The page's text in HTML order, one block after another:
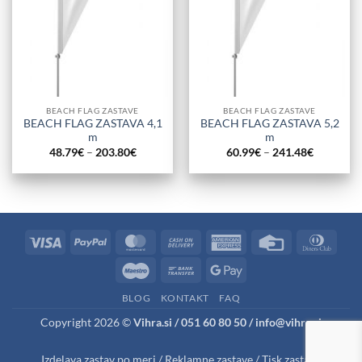
BEACH FLAG ZASTAVE
BEACH FLAG ZASTAVA 4,1
m
48.79€ – 203.80€Cenovni
od
48.79€
BEACH FLAG ZASTAVE
BEACH FLAG ZASTAVA 5,2
m
60.99€ – 241.48€Cenovni
od
60.99€
Visa PayPal MasterCardCash
Delivery
American
Credit
Maestro
Bank
Google
BLOG KONTAKT FAQ
Copyright 2026 ©Vihra.si / 051 60 80 50 / info@vihra.si
Izdelava zastav po meri / Reklamne zastave /Tisk zastave